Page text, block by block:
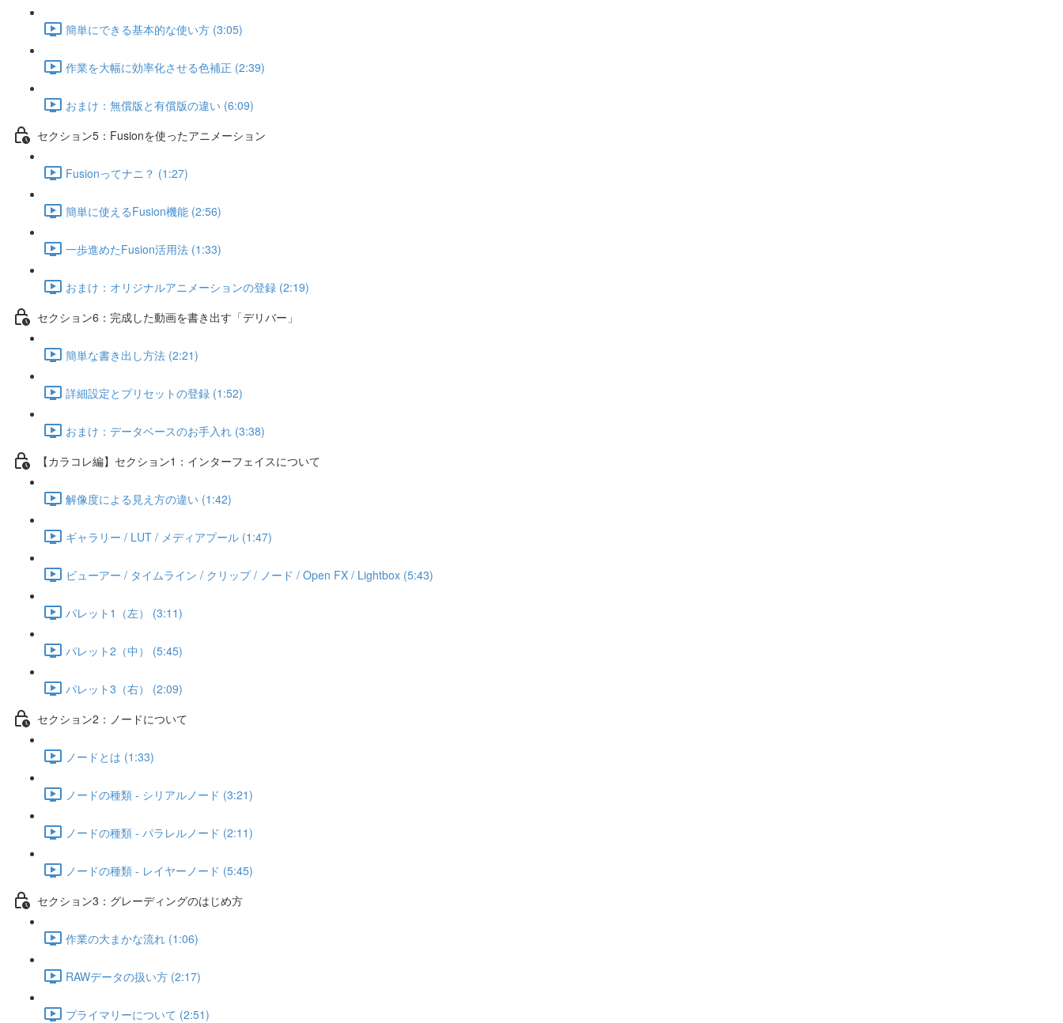
簡単にできる基本的な使い方 (3:05)
作業を大幅に効率化させる色補正 (2:39)
おまけ：無償版と有償版の違い (6:09)
セクション5：Fusionを使ったアニメーション
Fusionってナニ？ (1:27)
簡単に使えるFusion機能 (2:56)
一歩進めたFusion活用法 (1:33)
おまけ：オリジナルアニメーションの登録 (2:19)
セクション6：完成した動画を書き出す「デリバー」
簡単な書き出し方法 (2:21)
詳細設定とプリセットの登録 (1:52)
おまけ：データベースのお手入れ (3:38)
【カラコレ編】セクション1：インターフェイスについて
解像度による見え方の違い (1:42)
ギャラリー / LUT / メディアプール (1:47)
ビューアー / タイムライン / クリップ / ノード / Open FX / Lightbox (5:43)
パレット1（左） (3:11)
パレット2（中） (5:45)
パレット3（右） (2:09)
セクション2：ノードについて
ノードとは (1:33)
ノードの種類 - シリアルノード (3:21)
ノードの種類 - パラレルノード (2:11)
ノードの種類 - レイヤーノード (5:45)
セクション3：グレーディングのはじめ方
作業の大まかな流れ (1:06)
RAWデータの扱い方 (2:17)
プライマリーについて (2:51)